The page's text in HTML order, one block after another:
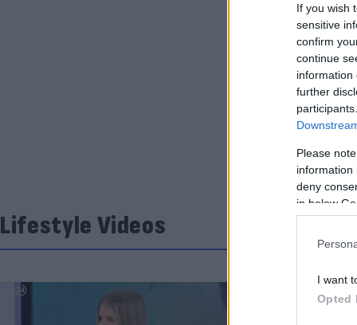
If you wish
sensitive
confirm
continue
information
further
Please
information
deny
in below
I want
Opted
Lifestyle Videos